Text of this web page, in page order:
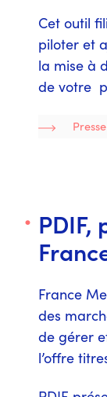
Cet outil
piloter et
la mise à
de votre
PDIF,
France
des
de gérer
l’offre